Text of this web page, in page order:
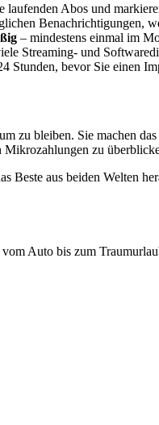
laufenden Abos und
Benachrichtigungen,
– mindestens einmal im
Streaming- und
Stunden, bevor Sie einen
zu bleiben. Sie machen
Mikrozahlungen zu
Beste aus beiden Welten
Auto bis zum